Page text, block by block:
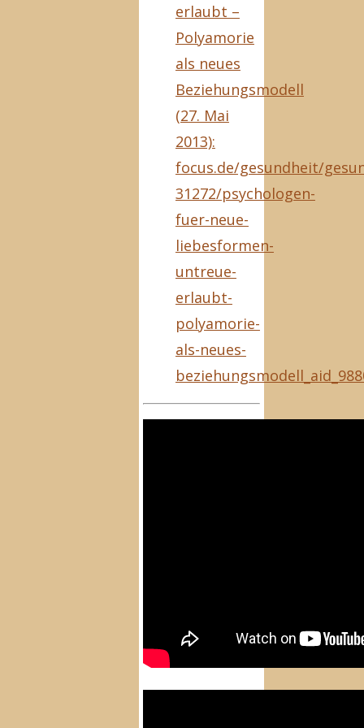
erlaubt –
Polyamorie
als neues
Beziehungsmodell
(27. Mai
2013):
focus.de/gesundheit/
31272/psychologen-
fuer-neue-
liebesformen-
untreue-
erlaubt-
polyamorie-
als-neues-